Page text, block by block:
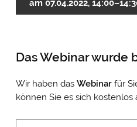
am 07.04.2022,
Das Webinar wurde
Wir haben das Webinarfür
können Sie es sich kostenlos